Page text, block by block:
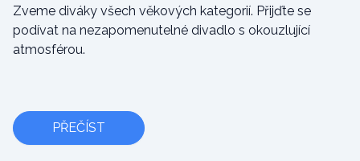
Zveme diváky všech věkových kategorií. Přijďte se
podívat na nezapomenutelné divadlo s okouzlující
atmosférou.
PŘEČÍST